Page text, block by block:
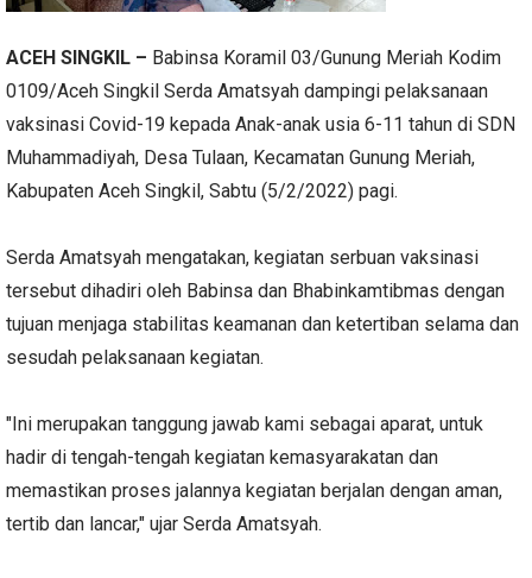
ACEH SINGKIL – Babinsa Koramil 03/Gunung Meriah Kodim
0109/Aceh Singkil Serda Amatsyah dampingi pelaksanaan
vaksinasi Covid-19 kepada Anak-anak usia 6-11 tahun di SDN
Muhammadiyah, Desa Tulaan, Kecamatan Gunung Meriah,
Kabupaten Aceh Singkil, Sabtu (5/2/2022) pagi.
Serda Amatsyah mengatakan, kegiatan serbuan vaksinasi
tersebut dihadiri oleh Babinsa dan Bhabinkamtibmas dengan
tujuan menjaga stabilitas keamanan dan ketertiban selama dan
sesudah pelaksanaan kegiatan.
"Ini merupakan tanggung jawab kami sebagai aparat, untuk
hadir di tengah-tengah kegiatan kemasyarakatan dan
memastikan proses jalannya kegiatan berjalan dengan aman,
tertib dan lancar," ujar Serda Amatsyah.